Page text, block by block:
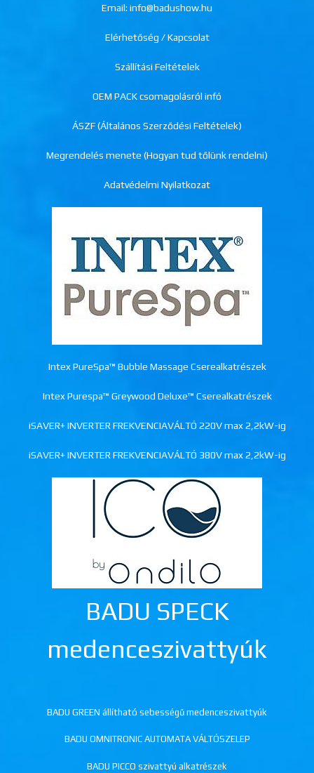
Email: info@badushow.hu
Elérhetőség / Kapcsolat
Szállítási Feltételek
OEM PACK csomagolásról infó
ÁSZF (Általános Szerződési Feltételek)
Megrendelés menete (Hogyan tud tőlünk rendelni)
Adatvédelmi Nyilatkozat
Intex PureSpa™ Bubble Massage Cserealkatrészek
Intex Purespa™ Greywood Deluxe™ Cserealkatrészek
iSAVER+ INVERTER FREKVENCIAVÁLTÓ 220V max 2,2kW-ig
iSAVER+ INVERTER FREKVENCIAVÁLTÓ 380V max 2,2kW-ig
BADU SPECK
medenceszivattyúk
BADU GREEN állítható sebességű medenceszivattyúk
BADU OMNITRONIC AUTOMATA VÁLTÓSZELEP
BADU PICCO szivattyú alkatrészek